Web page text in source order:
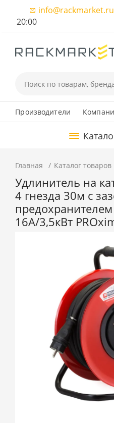
info@rackmarket.ru
20:00
Производители
Главная Каталог товаров
Удлинитель на
4 гнезда 30м с
16А/3,5кВт